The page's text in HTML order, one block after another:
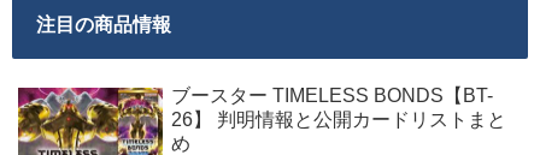
注目の商品情報
ブースター TIMELESS BONDS【BT-
26】 判明情報と公開カードリストまと
め